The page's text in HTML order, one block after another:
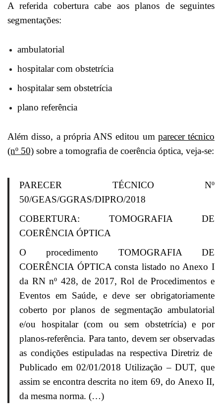
A referida cobertura cabe aos planos de seguintes
segmentações:
ambulatorial
hospitalar com obstetrícia
hospitalar sem obstetrícia
plano referência
Além disso, a própria ANS editou um parecer técnico
(nº 50) sobre a tomografia de coerência óptica, veja-se:
PARECER TÉCNICO Nº
50/GEAS/GGRAS/DIPRO/2018
COBERTURA: TOMOGRAFIA DE
COERÊNCIA ÓPTICA
O procedimento TOMOGRAFIA DE
COERÊNCIA ÓPTICA consta listado no Anexo I
da RN nº 428, de 2017, Rol de Procedimentos e
Eventos em Saúde, e deve ser obrigatoriamente
coberto por planos de segmentação ambulatorial
e/ou hospitalar (com ou sem obstetrícia) e por
planos-referência. Para tanto, devem ser observadas
as condições estipuladas na respectiva Diretriz de
Publicado em 02/01/2018 Utilização – DUT, que
assim se encontra descrita no item 69, do Anexo II,
da mesma norma. (…)